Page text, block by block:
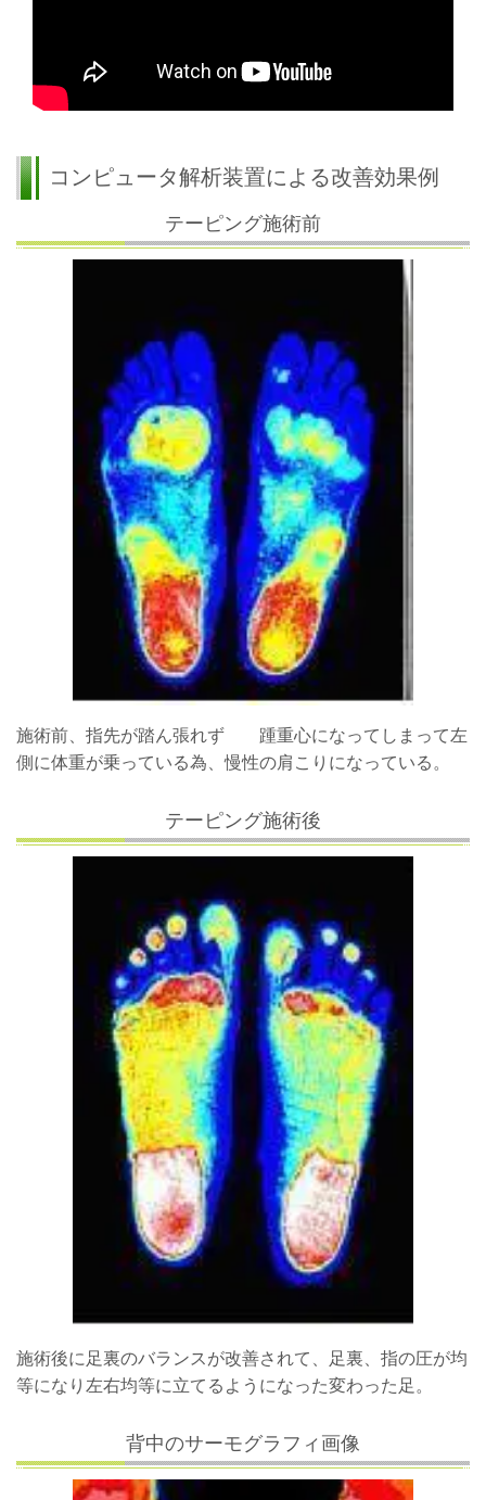
コンピュータ解析装置による改善効果例
テーピング施術前
施術前、指先が踏ん張れず 踵重心になってしまって左
側に体重が乗っている為、慢性の肩こりになっている。
テーピング施術後
施術後に足裏のバランスが改善されて、足裏、指の圧が均
等になり左右均等に立てるようになった変わった足。
背中のサーモグラフィ画像